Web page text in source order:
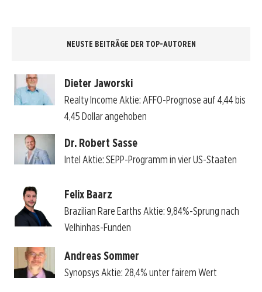
NEUSTE BEITRÄGE DER TOP-AUTOREN
Dieter Jaworski
Realty Income Aktie: AFFO-Prognose auf 4,44 bis
4,45 Dollar angehoben
Dr. Robert Sasse
Intel Aktie: SEPP-Programm in vier US-Staaten
Felix Baarz
Brazilian Rare Earths Aktie: 9,84%-Sprung nach
Velhinhas-Funden
Andreas Sommer
Synopsys Aktie: 28,4% unter fairem Wert